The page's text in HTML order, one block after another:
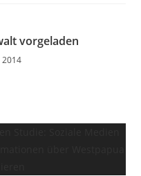
vorgeladen
2014